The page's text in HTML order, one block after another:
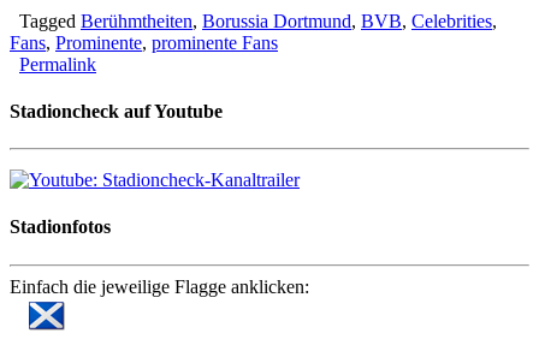
Tagged Berühmtheiten, Borussia Dortmund, BVB, Celebrities,
Fans, Prominente, prominente Fans
Permalink
Stadioncheck auf Youtube
Stadionfotos
Einfach die jeweilige Flagge anklicken: